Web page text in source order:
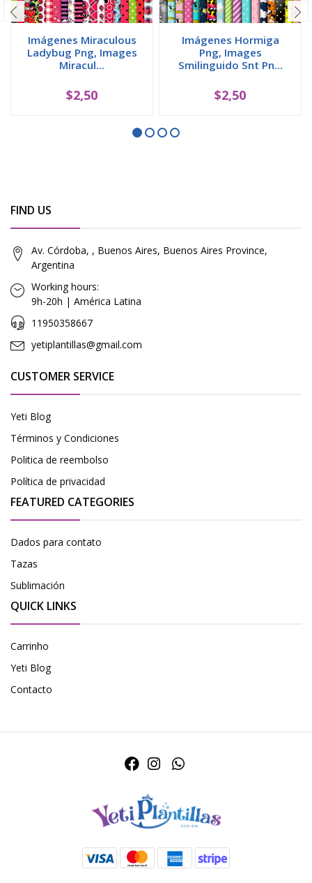
Imágenes Miraculous
Ladybug Png, Images
Miracul...
$2,50
Imágenes Hormiga
Png, Images
Smilinguido Snt Pn...
$2,50
FIND US
Av. Córdoba, , Buenos Aires, Buenos Aires Province,
Argentina
Working hours:
9h-20h | América Latina
11950358667
yetiplantillas@gmail.com
CUSTOMER SERVICE
Yeti Blog
Términos y Condiciones
Politica de reembolso
Política de privacidad
FEATURED CATEGORIES
Dados para contato
Tazas
Sublimación
QUICK LINKS
Carrinho
Yeti Blog
Contacto